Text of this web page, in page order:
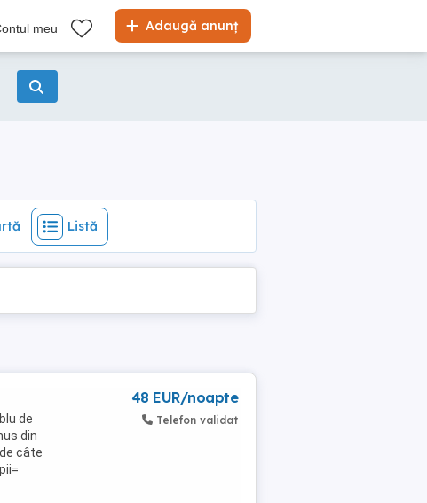
Adaugă anunț
meu Listă
Listă
de
din
câte
48 EUR/noapte
Telefon validat